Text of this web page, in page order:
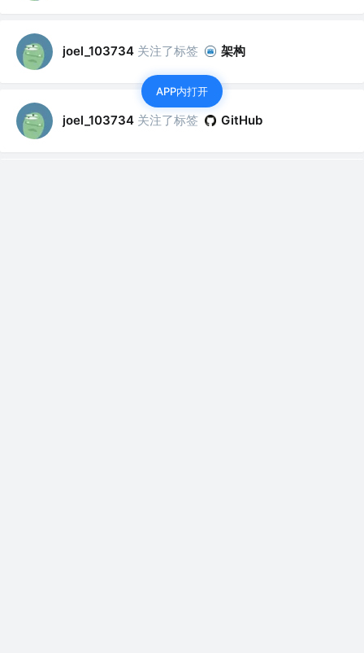
joel_103734 关注了标签 架构
joel_103734 关注了标签 GitHub
APP内打开